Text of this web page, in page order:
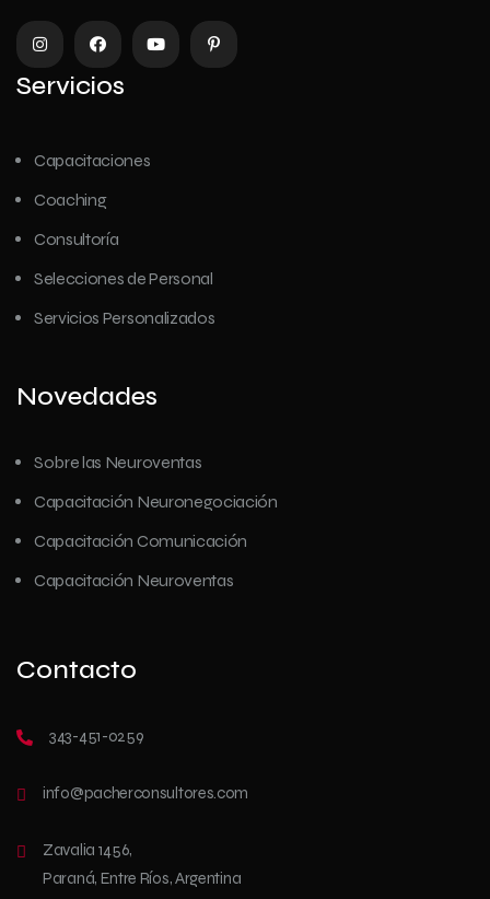
Servicios
Capacitaciones
Coaching
Consultoría
Selecciones de Personal
Servicios Personalizados
Novedades
Sobre las Neuroventas
Capacitación Neuronegociación
Capacitación Comunicación
Capacitación Neuroventas
Contacto
343-451-0259
info@pacherconsultores.com
Zavalia 1456,
Paraná, Entre Ríos, Argentina